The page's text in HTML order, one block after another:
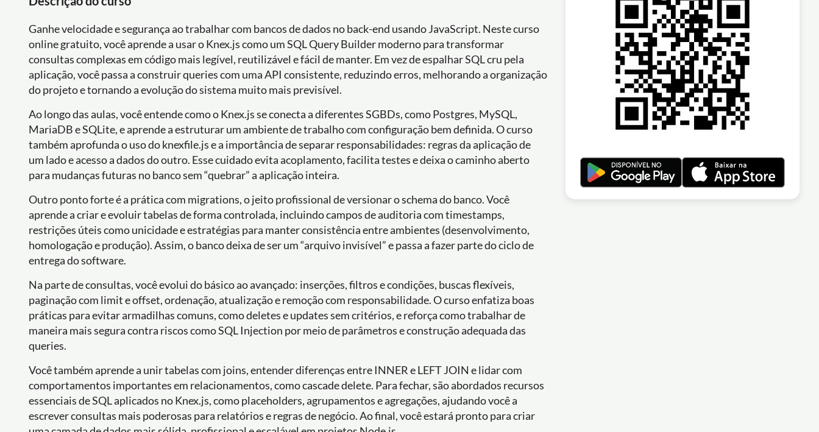
Ganhe velocidade e segurança ao trabalhar com bancos de dados no back-end usando JavaScript. Neste curso
online gratuito, você aprende a usar o Knex.js como um SQL Query Builder moderno para transformar
consultas complexas em código mais legível, reutilizável e fácil de manter. Em vez de espalhar SQL cru pela
aplicação, você passa a construir queries com uma API consistente, reduzindo erros, melhorando a organização
do projeto e tornando a evolução do sistema muito mais previsível.
Ao longo das aulas, você entende como o Knex.js se conecta a diferentes SGBDs, como Postgres, MySQL,
MariaDB e SQLite, e aprende a estruturar um ambiente de trabalho com configuração bem definida. O curso
também aprofunda o uso do knexfile.js e a importância de separar responsabilidades: regras da aplicação de
um lado e acesso a dados do outro. Esse cuidado evita acoplamento, facilita testes e deixa o caminho aberto
para mudanças futuras no banco sem “quebrar” a aplicação inteira.
Outro ponto forte é a prática com migrations, o jeito profissional de versionar o schema do banco. Você
aprende a criar e evoluir tabelas de forma controlada, incluindo campos de auditoria com timestamps,
restrições úteis como unicidade e estratégias para manter consistência entre ambientes (desenvolvimento,
homologação e produção). Assim, o banco deixa de ser um “arquivo invisível” e passa a fazer parte do ciclo de
entrega do software.
Na parte de consultas, você evolui do básico ao avançado: inserções, filtros e condições, buscas flexíveis,
paginação com limit e offset, ordenação, atualização e remoção com responsabilidade. O curso enfatiza boas
práticas para evitar armadilhas comuns, como deletes e updates sem critérios, e reforça como trabalhar de
maneira mais segura contra riscos como SQL Injection por meio de parâmetros e construção adequada das
queries.
Você também aprende a unir tabelas com joins, entender diferenças entre INNER e LEFT JOIN e lidar com
comportamentos importantes em relacionamentos, como cascade delete. Para fechar, são abordados recursos
essenciais de SQL aplicados no Knex.js, como placeholders, agrupamentos e agregações, ajudando você a
escrever consultas mais poderosas para relatórios e regras de negócio. Ao final, você estará pronto para criar